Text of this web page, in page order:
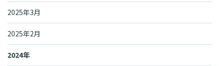
2025年3月
2025年2月
2024年